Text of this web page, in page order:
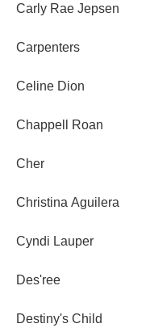
Carly Rae Jepsen
Carpenters
Celine Dion
Chappell Roan
Cher
Christina Aguilera
Cyndi Lauper
Des'ree
Destiny's Child